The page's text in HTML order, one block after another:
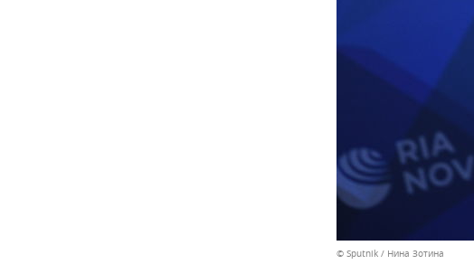
© Sputnik / Нина Зотина